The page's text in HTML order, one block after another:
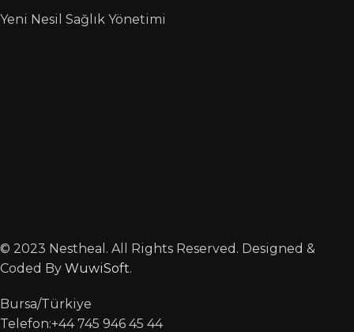
Yeni Nesil Sağlık Yönetimi
© 2023 Nestheal. All Rights Reserved. Designed &
Coded By WuwiSoft.
Bursa/Türkiye
Telefon:+44 745 946 45 44